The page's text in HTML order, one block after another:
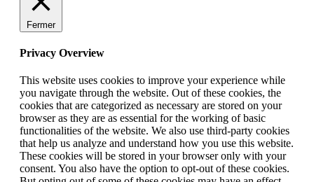
Fermer
Privacy Overview
This website uses cookies to improve your experience while
you navigate through the website. Out of these cookies, the
cookies that are categorized as necessary are stored on your
browser as they are as essential for the working of basic
functionalities of the website. We also use third-party cookies
that help us analyze and understand how you use this website.
These cookies will be stored in your browser only with your
consent. You also have the option to opt-out of these cookies.